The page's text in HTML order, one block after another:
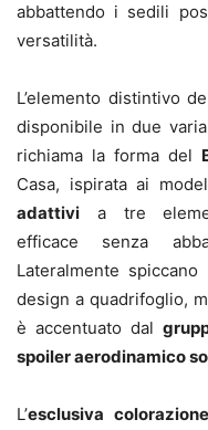
abbattendo i sedili
versatilità.
L’elemento distintivo
disponibile in due
richiama la forma del
Casa, ispirata ai
adattivi a tre
efficace senza
Lateralmente
design a quadrifoglio,
è accentuato dal
spoiler aerodinamico
L’esclusiva